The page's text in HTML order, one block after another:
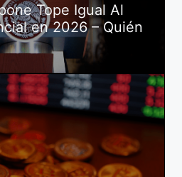
Tope Igual Al
en 2026 – Quién